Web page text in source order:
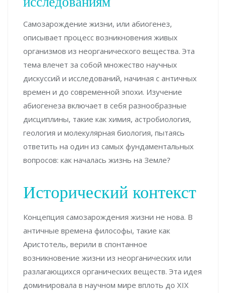
Самозарождение жизни, или абиогенез,
описывает процесс возникновения живых
организмов из неорганического вещества. Эта
тема влечет за собой множество научных
дискуссий и исследований, начиная с античных
времен и до современной эпохи. Изучение
абиогенеза включает в себя разнообразные
дисциплины, такие как химия, астробиология,
геология и молекулярная биология, пытаясь
ответить на один из самых фундаментальных
вопросов: как началась жизнь на Земле?
Исторический контекст
Концепция самозарождения жизни не нова. В
античные времена философы, такие как
Аристотель, верили в спонтанное
возникновение жизни из неорганических или
разлагающихся органических веществ. Эта идея
доминировала в научном мире вплоть до XIX